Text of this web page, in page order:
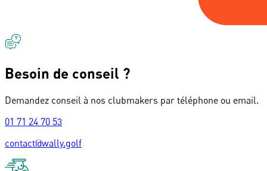
Besoin de conseil ?
Demandez conseil à nos clubmakers par téléphone ou email.
01 71 24 70 53
contact@wally.golf